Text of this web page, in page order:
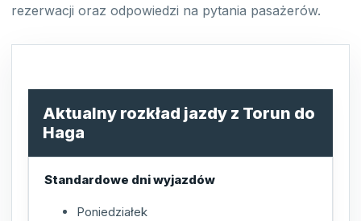
rezerwacji oraz odpowiedzi na pytania pasażerów.
Aktualny rozkład jazdy z Torun do
Haga
Standardowe dni wyjazdów
Poniedziałek